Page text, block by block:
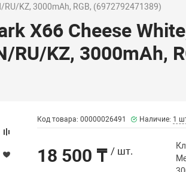
RU/KZ, 3000mAh, RGB, (6972792471389)
X66 Cheese
RU/KZ, 3000mAh,
Код товара: 00000026491 Наличие: 1
18 500 ₸ / шт.